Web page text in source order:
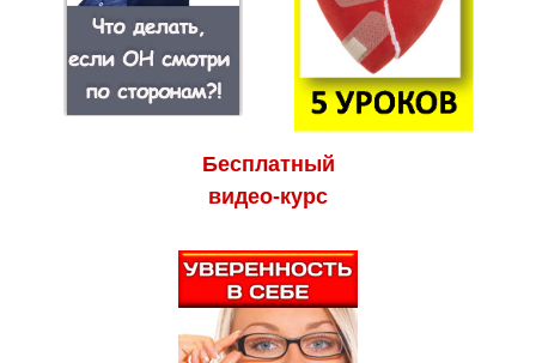
Бесплатный
видео-курс